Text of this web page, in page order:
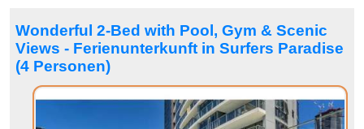
Wonderful 2-Bed with Pool, Gym & Scenic
Views - Ferienunterkunft in Surfers Paradise
(4 Personen)